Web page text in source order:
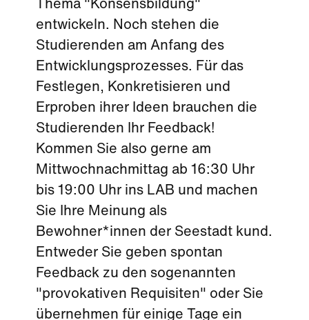
Thema "Konsensbildung"
entwickeln. Noch stehen die
Studierenden am Anfang des
Entwicklungsprozesses. Für das
Festlegen, Konkretisieren und
Erproben ihrer Ideen brauchen die
Studierenden Ihr Feedback!
Kommen Sie also gerne am
Mittwochnachmittag ab 16:30 Uhr
bis 19:00 Uhr ins LAB und machen
Sie Ihre Meinung als
Bewohner*innen der Seestadt kund.
Entweder Sie geben spontan
Feedback zu den sogenannten
"provokativen Requisiten" oder Sie
übernehmen für einige Tage ein